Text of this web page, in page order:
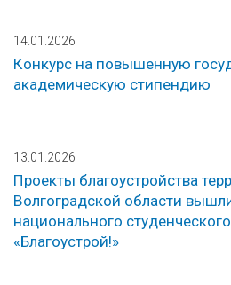
14.01.2026
Конкурс на повышенную
академическую стипендию
13.01.2026
Проекты благоустройства
Волгоградской области
национального
«Благоустрой!»